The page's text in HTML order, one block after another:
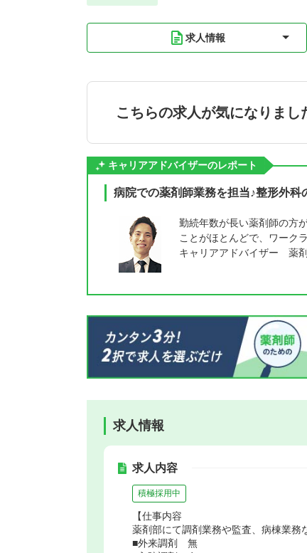
求人情報
こちらの求人が気になりまし
キャリアアドバイザーのレポート
病院での薬剤師業務を担当♪整形外科
勤続年数が長い薬剤師の方
ことがほとんどで、ワーク
キャリアアドバイザー 薬
求人情報
求人内容
積極採用中
【仕事内容
薬剤部にて調剤業務や監査、病棟業務
■外来調剤 無